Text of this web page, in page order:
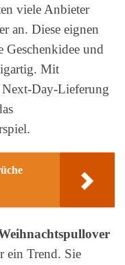
viele Anbieter
an. Diese eignen
und
Mit
Next-Day-Lieferung
ein Trend. Sie